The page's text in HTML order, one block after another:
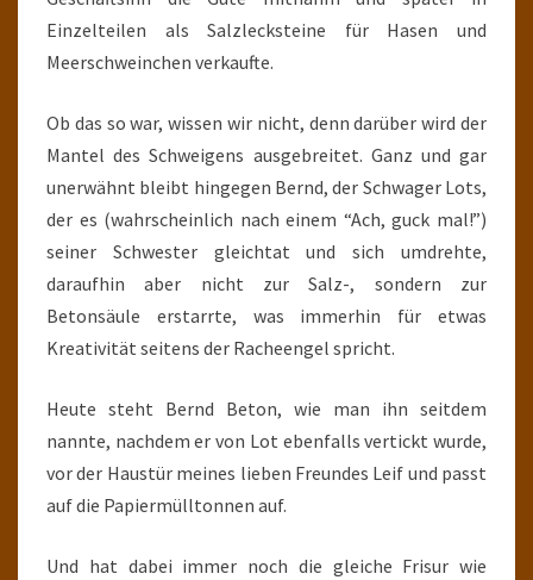
Einzelteilen als Salzlecksteine für Hasen und
Meerschweinchen verkaufte.
Ob das so war, wissen wir nicht, denn darüber wird der
Mantel des Schweigens ausgebreitet. Ganz und gar
unerwähnt bleibt hingegen Bernd, der Schwager Lots,
der es (wahrscheinlich nach einem “Ach, guck mal!”)
seiner Schwester gleichtat und sich umdrehte,
daraufhin aber nicht zur Salz-, sondern zur
Betonsäule erstarrte, was immerhin für etwas
Kreativität seitens der Racheengel spricht.
Heute steht Bernd Beton, wie man ihn seitdem
nannte, nachdem er von Lot ebenfalls vertickt wurde,
vor der Haustür meines lieben Freundes Leif und passt
auf die Papiermülltonnen auf.
Und hat dabei immer noch die gleiche Frisur wie